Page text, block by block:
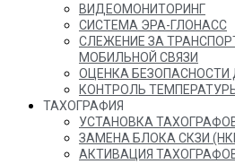
ВИДЕОМОНИТОРИНГ
СИСТЕМА ЭРА-ГЛОНАСС
СЛЕЖЕНИЕ ЗА
МОБИЛЬНОЙ СВЯЗИ
ОЦЕНКА
КОНТРОЛЬ
ТАХОГРАФИЯ
УСТАНОВКА
ЗАМЕНА БЛОКА СКЗИ
АКТИВАЦИЯ